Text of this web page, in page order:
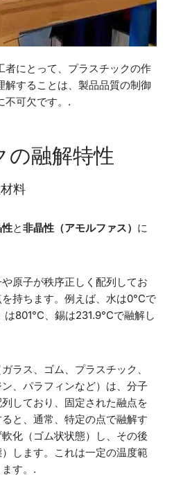
者にとって、プラスチックの作
解することは、製品品質の制御
不可欠です。.
の融解特性
料
と非晶性（アモルファス） に
原子が秩序正しく配列してお
持ちます。例えば、水は0°Cで
801°C、錫は231.9°Cで融解し
ラス、ゴム、プラスチック、
、パラフィンなど）は、分子
しており、固定された融点を
と、通常、特定の点で融解す
化（ゴム状状態）し、その後
します。これは一定の温度範
す。.